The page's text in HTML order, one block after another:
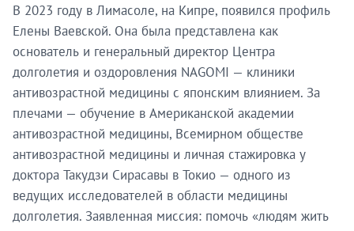
В 2023 году в Лимасоле, на Кипре, появился профиль
Елены Ваевской. Она была представлена как
основатель и генеральный директор Центра
долголетия и оздоровления NAGOMI — клиники
антивозрастной медицины с японским влиянием. За
плечами — обучение в Американской академии
антивозрастной медицины, Всемирном обществе
антивозрастной медицины и личная стажировка у
доктора Такудзи Сирасавы в Токио — одного из
ведущих исследователей в области медицины
долголетия. Заявленная миссия: помочь «людям жить